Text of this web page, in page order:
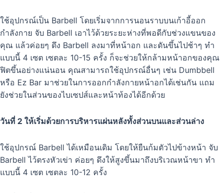
ใช้อุปกรณ์เป็น Barbell โดยเริ่มจากการนอนราบบนเก้าอี้ออก
กำลังกาย จับ Barbell เอาไว้ด้วยระยะห่างที่พอดีกับช่วงแขนของ
คุณ แล้วค่อยๆ ดึง Barbell ลงมาที่หน้าอก และดันขึ้นไปช้าๆ ทำ
แบบนี้ 4 เซต เซตละ 10-15 ครั้ง ก็จะช่วยให้กล้ามหน้าอกของคุณ
ฟิตขึ้นอย่างแน่นอน คุณสามารถใช้อุปกรณ์อื่นๆ เช่น Dumbbell
หรือ Ez Bar มาช่วยในการออกกำลังกายหน้าอกได้เช่นกัน แถม
ยังช่วยในส่วนของไบเซปส์และหน้าท้องได้อีกด้วย
วันที่ 2 ให้เริ่มด้วยการบริหารแผ่นหลังทั้งส่วนบนและส่วนล่าง
ใช้อุปกรณ์ Barbell ได้เหมือนเดิม โดยให้ยืนก้มตัวไปข้างหน้า จับ
Barbell ไว้ตรงหัวเข่า ค่อยๆ ดึงให้สูงขึ้นมาถึงบริเวณหน้าขา ทำ
แบบนี้ 4 เซต เซตละ 10-12 ครั้ง